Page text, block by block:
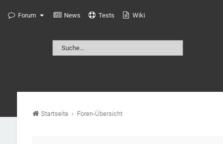
Forum News Tests Wiki
Startseite Foren-Übersicht